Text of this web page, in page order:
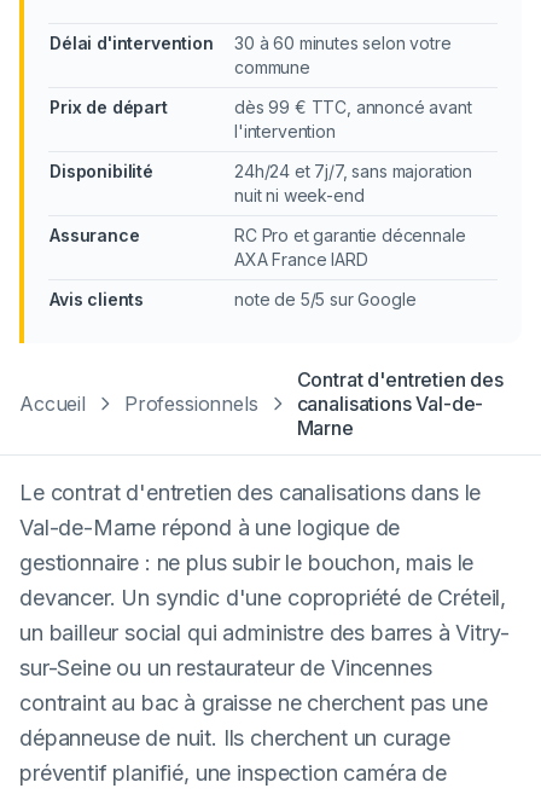
Délai d'intervention
30 à 60 minutes selon votre
commune
Prix de départ
dès 99 € TTC, annoncé avant
l'intervention
Disponibilité
24h/24 et 7j/7, sans majoration
nuit ni week-end
Assurance
RC Pro et garantie décennale
AXA France IARD
Avis clients
note de 5/5 sur Google
Accueil Professionnels
Contrat d'entretien des
canalisationsVal-de-
Marne
Le contrat d'entretien des canalisations dans le
Val-de-Marne répond à une logique de
gestionnaire : ne plus subir le bouchon, mais le
devancer. Un syndic d'une copropriété de Créteil,
un bailleur social qui administre des barres à Vitry-
sur-Seine ou un restaurateur de Vincennes
contraint au bac à graisse ne cherchent pas une
dépanneuse de nuit. Ils cherchent un curage
préventif planifié, une inspection caméra de